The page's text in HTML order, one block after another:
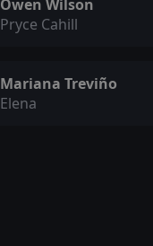
Owen Wilson
Pryce Cahill
Mariana Treviño
Elena